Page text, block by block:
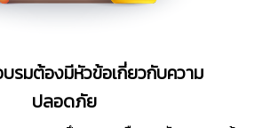
บรมต้องมีหัวข้อเกี่ยวกับความ
ปลอดภัย